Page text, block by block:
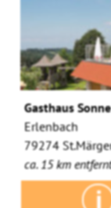
Gasthaus
Erlenbach
79274
ca. 15 km